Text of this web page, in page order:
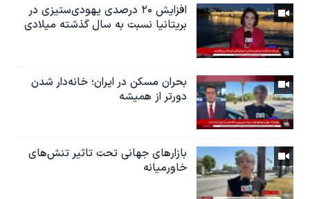
افزایش ۲۰ درصدی یهودی‌ستیزی در
بریتانیا نسبت به سال گذشته میلادی
بحران مسکن در ایران؛ خانه‌دار شدن
دورتر از همیشه
بازارهای جهانی تحت تاثیر تنش‌های
خاورمیانه